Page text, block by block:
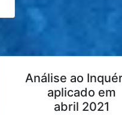
Análise ao
aplicado em
abril 2021